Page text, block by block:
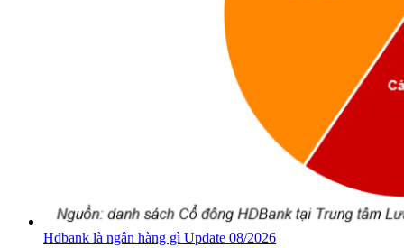
Hdbank là ngân hàng gì Update 08/2026